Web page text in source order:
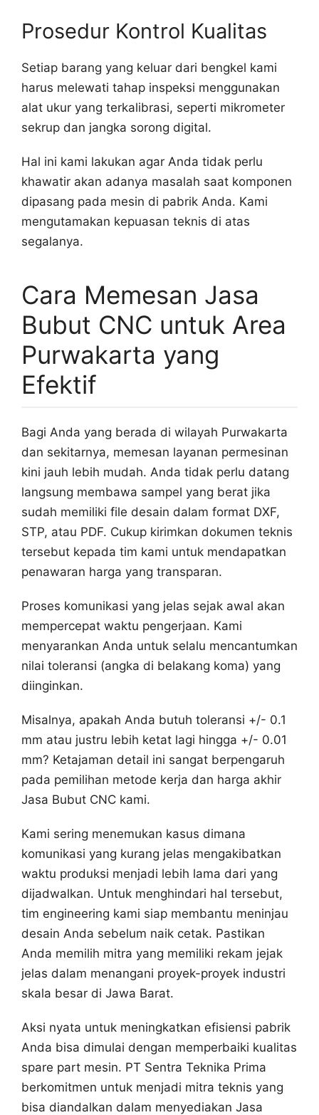
Prosedur Kontrol Kualitas
Setiap barang yang keluar dari bengkel kami
harus melewati tahap inspeksi menggunakan
alat ukur yang terkalibrasi, seperti mikrometer
sekrup dan jangka sorong digital.
Hal ini kami lakukan agar Anda tidak perlu
khawatir akan adanya masalah saat komponen
dipasang pada mesin di pabrik Anda. Kami
mengutamakan kepuasan teknis di atas
segalanya.
Cara Memesan Jasa
Bubut CNC untuk Area
Purwakarta yang
Efektif
Bagi Anda yang berada di wilayah Purwakarta
dan sekitarnya, memesan layanan permesinan
kini jauh lebih mudah. Anda tidak perlu datang
langsung membawa sampel yang berat jika
sudah memiliki file desain dalam format DXF,
STP, atau PDF. Cukup kirimkan dokumen teknis
tersebut kepada tim kami untuk mendapatkan
penawaran harga yang transparan.
Proses komunikasi yang jelas sejak awal akan
mempercepat waktu pengerjaan. Kami
menyarankan Anda untuk selalu mencantumkan
nilai toleransi (angka di belakang koma) yang
diinginkan.
Misalnya, apakah Anda butuh toleransi +/- 0.1
mm atau justru lebih ketat lagi hingga +/- 0.01
mm? Ketajaman detail ini sangat berpengaruh
pada pemilihan metode kerja dan harga akhir
Jasa Bubut CNC kami.
Kami sering menemukan kasus dimana
komunikasi yang kurang jelas mengakibatkan
waktu produksi menjadi lebih lama dari yang
dijadwalkan. Untuk menghindari hal tersebut,
tim engineering kami siap membantu meninjau
desain Anda sebelum naik cetak. Pastikan
Anda memilih mitra yang memiliki rekam jejak
jelas dalam menangani proyek-proyek industri
skala besar di Jawa Barat.
Aksi nyata untuk meningkatkan efisiensi pabrik
Anda bisa dimulai dengan memperbaiki kualitas
spare part mesin. PT Sentra Teknika Prima
berkomitmen untuk menjadi mitra teknis yang
bisa diandalkan dalam menyediakan Jasa